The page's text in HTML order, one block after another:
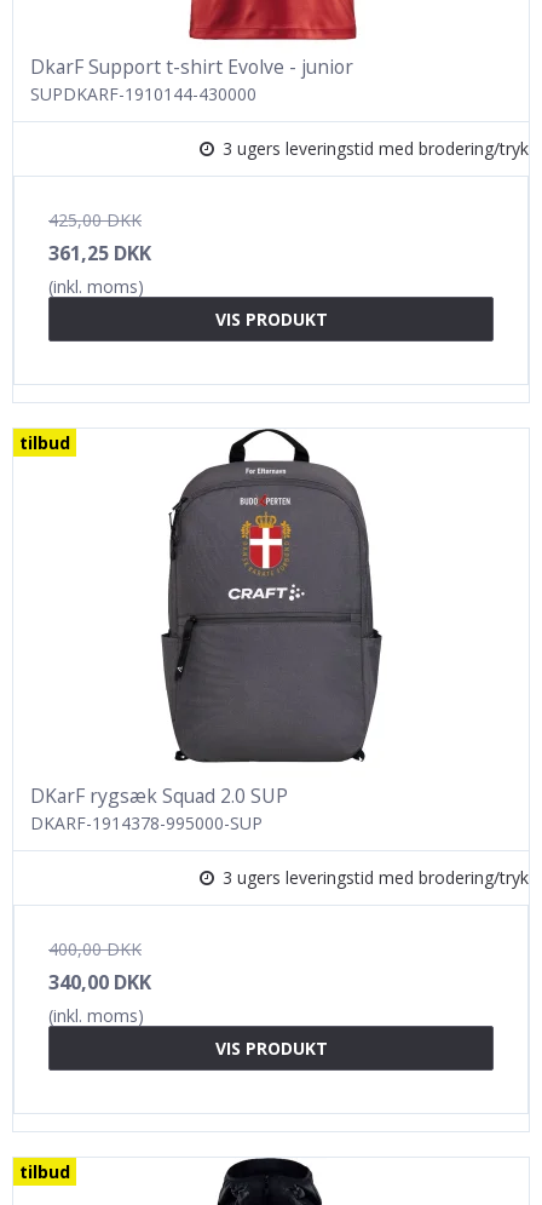
DkarF Support t-shirt Evolve - junior
SUPDKARF-1910144-430000
3 ugers leveringstid med brodering/tryk
425,00 DKK
361,25 DKK
(inkl. moms)
VIS PRODUKT
tilbud
DKarF rygsæk Squad 2.0 SUP
DKARF-1914378-995000-SUP
3 ugers leveringstid med brodering/tryk
400,00 DKK
340,00 DKK
(inkl. moms)
VIS PRODUKT
tilbud